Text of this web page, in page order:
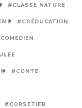
#CLASSE NATURE
#COÉDUCATION
#CONTE
#CORSETIER